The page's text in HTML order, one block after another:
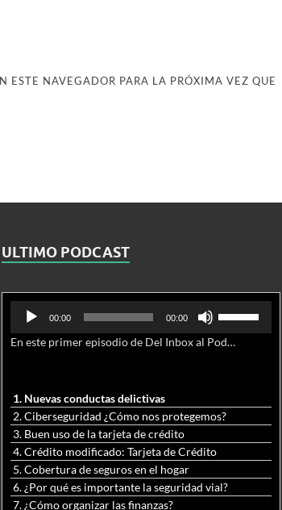
ESTE NAVEGADOR PARA LA PRÓXIMA VEZ QUE
ULTIMO PODCAST
Reproductor
audio
00:00 00:00
teclas
para
aumentar
o
disminuir
el
volumen.
En este primer episodio de Del Inbox al Podcast, analizamos junto al abogado Jonathan Brown las nuevas conductas delictivas cibernéticas y la necesidad de hacer modificaciones al Código Penal.
1. Nuevas conductas delictivas
2. Ciberseguridad ¿Cómo nos protegemos?
3. Buen uso de la tarjeta de crédito
4. Crédito modificado: Tarjeta de Crédito
5. Cobertura de seguros en el hogar
6. ¿Por qué es importante la seguridad vial?
7. ¿Cómo organizar las finanzas?